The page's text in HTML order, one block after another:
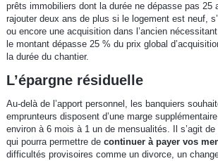
prêts immobiliers dont la durée ne dépasse pas 25
rajouter deux ans de plus si le logement est neuf,
ou encore une acquisition dans l’ancien
le montant dépasse 25 % du prix global
la durée du chantier.
L’épargne résiduelle
Au-delà de l’apport personnel, les banquiers
emprunteurs disposent d’une marge
environ à 6 mois à 1 un de mensualités. Il s’agit de
qui pourra permettre de continuer à payer vos
difficultés provisoires comme un divorce, un